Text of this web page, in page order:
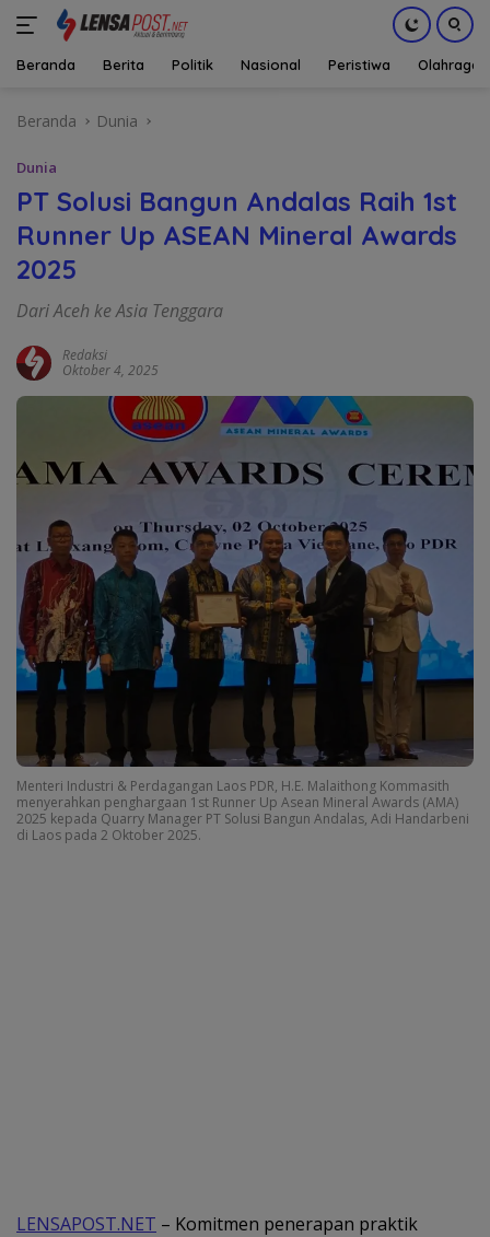
Beranda Berita Politik Nasional Peristiwa Olahraga
Beranda Dunia
Dunia
PT Solusi Bangun Andalas Raih 1st
Runner Up ASEAN Mineral Awards
2025
Dari Aceh ke Asia Tenggara
Redaksi
Oktober 4, 2025
Menteri Industri & Perdagangan Laos PDR, H.E. Malaithong Kommasith
menyerahkan penghargaan 1st Runner Up Asean Mineral Awards (AMA)
2025 kepada Quarry Manager PT Solusi Bangun Andalas, Adi Handarbeni
di Laos pada 2 Oktober 2025.
LENSAPOST.NET – Komitmen penerapan praktik